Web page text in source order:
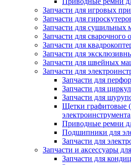
Запчасти для игровых
Запчасти для
Запчасти для сушильных
Запчасти для сварочного
Запчасти для
Запчасти для
Запчасти для швейных
Запчасти для
Запчасти для
Запчасти для
Запчасти для
Щетки графитовые
электроинструмента
Приводные ремни
Подшипники для
Запчасти для
Запчасти и аксессуары
Запчасти для